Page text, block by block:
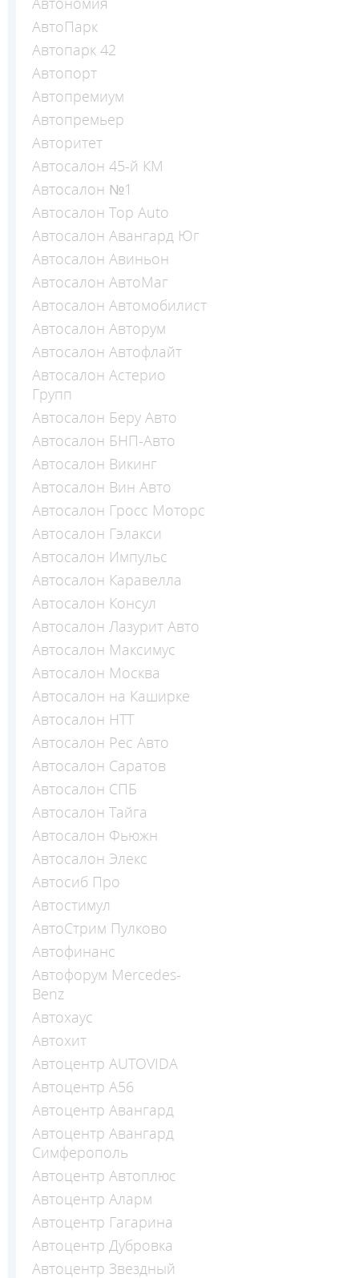
АвтоПарк
Автопарк 42
Автопорт
Автопремиум
Автопремьер
Авторитет
Автосалон 45-й КМ
Автосалон №1
Автосалон Top Auto
Автосалон Авангард Юг
Автосалон Авиньон
Автосалон АвтоМаг
Автосалон Автомобилист
Автосалон Авторум
Автосалон Автофлайт
Автосалон Астерио
Групп
Автосалон Беру Авто
Автосалон БНП-Авто
Автосалон Викинг
Автосалон Вин Авто
Автосалон Гросс Моторс
Автосалон Гэлакси
Автосалон Импульс
Автосалон Каравелла
Автосалон Консул
Автосалон Лазурит Авто
Автосалон Максимус
Автосалон Москва
Автосалон на Каширке
Автосалон НТТ
Автосалон Рес Авто
Автосалон Саратов
Автосалон СПБ
Автосалон Тайга
Автосалон Фьюжн
Автосалон Элекс
Автосиб Про
Автостимул
АвтоСтрим Пулково
Автофинанс
Автофорум Mercedes-
Benz
Автохаус
Автохит
Автоцентр AUTOVIDA
Автоцентр А56
Автоцентр Авангард
Автоцентр Авангард
Симферополь
Автоцентр Автоплюс
Автоцентр Аларм
Автоцентр Гагарина
Автоцентр Дубровка
Автоцентр Звездный